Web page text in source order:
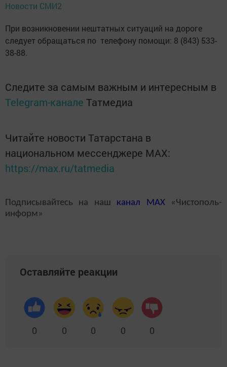
Новости СМИ2
При возникновении нештатных ситуаций на дороге
следует обращаться по телефону помощи: 8 (843) 533-
38-88.
Следите за самым важным и интересным в
Telegram-канале Татмедиа
Читайте новости Татарстана в
национальном мессенджере MАХ:
https://max.ru/tatmedia
Подписывайтесь на наш канал MAX«Чистополь-
информ»
Оставляйте реакции
0 0 0 0 0